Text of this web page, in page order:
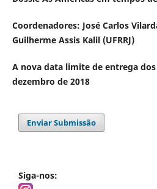
Coordenadores: José Carlos
Guilherme Assis Kalil (UFRRJ)
A nova data limite de entrega
dezembro de 2018
Enviar Submissão
Siga-nos: